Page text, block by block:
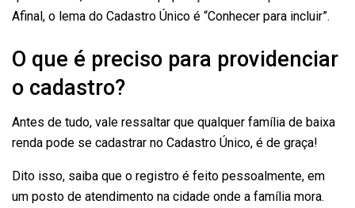
Afinal, o lema do Cadastro Único é “Conhecer para incluir”.
O que é preciso para providenciar
o cadastro?
Antes de tudo, vale ressaltar que qualquer família de baixa
renda pode se cadastrar no Cadastro Único, é de graça!
Dito isso, saiba que o registro é feito pessoalmente, em
um posto de atendimento na cidade onde a família mora.